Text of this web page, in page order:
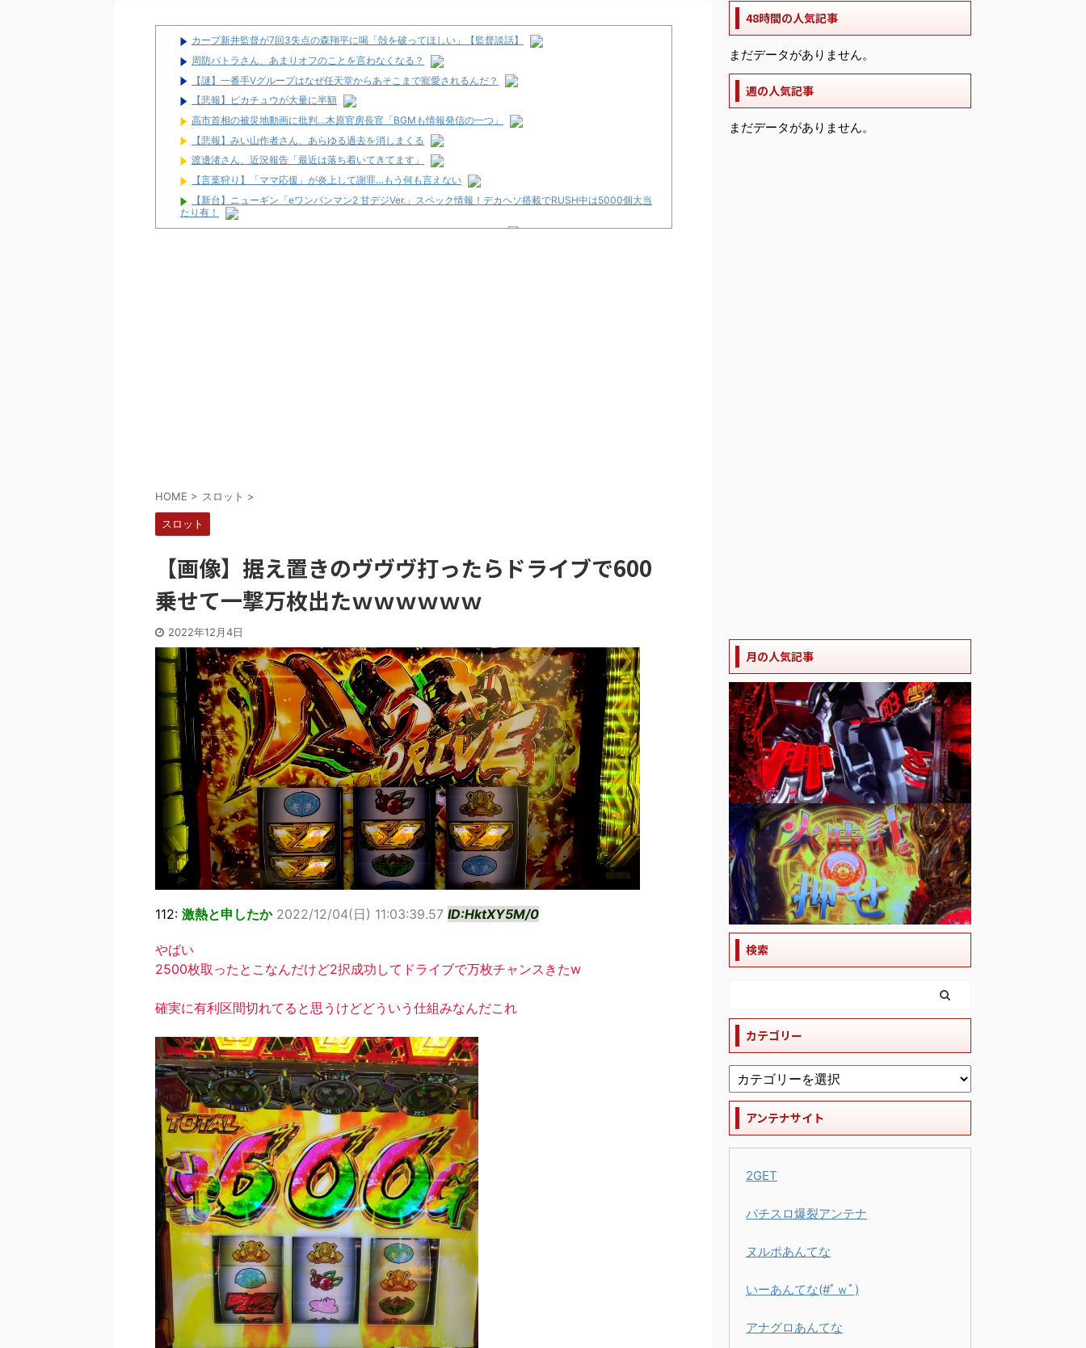
カープ新井監督が7回3失点の森翔平に喝「殻を破ってほしい」【監督談話】
周防パトラさん、あまりオフのことを言わなくなる？
【謎】一番手Vグループはなぜ任天堂からあそこまで寵愛されるんだ？
【悲報】ピカチュウが大量に半額
高市首相の被災地動画に批判…木原官房長官「BGMも情報発信の一つ」
【悲報】みい山作者さん、あらゆる過去を消しまくる
渡邊渚さん、近況報告「最近は落ち着いてきてます」
【言葉狩り】「ママ応援」が炎上して謝罪…もう何も言えない
【新台】ニューギン「eワンパンマン2 甘デジVer.」スペック情報！デカヘソ搭載でRUSH中は5000個大当
たり有！
【噂】スロット「北斗の拳」シリーズ最新作が年明け以降に登場か！？
HOME > スロット >
スロット
【画像】据え置きのヴヴヴ打ったらドライブで600
乗せて一撃万枚出たｗｗｗｗｗｗ
2022年12月4日
112: 激熱と申したか 2022/12/04(日) 11:03:39.57 ID:HktXY5M/0
やばい
2500枚取ったとこなんだけど2択成功してドライブで万枚チャンスきたw
確実に有利区間切れてると思うけどどういう仕組みなんだこれ
48時間の人気記事
まだデータがありません。
週の人気記事
まだデータがありません。
月の人気記事
検索
カテゴリー
アンテナサイト
2GET
パチスロ爆裂アンテナ
ヌルポあんてな
いーあんてな(#ﾟｗﾟ)
アナグロあんてな